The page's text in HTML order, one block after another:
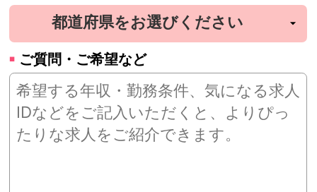
ご質問・ご希望など